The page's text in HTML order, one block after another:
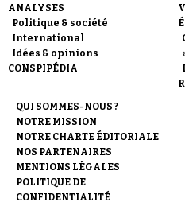
ANALYSES
Politique & société
International
Idées & opinions
CONSPIPÉDIA
QUI SOMMES-NOUS ?
NOTRE MISSION
NOTRE CHARTE ÉDITORIALE
NOS PARTENAIRES
MENTIONS LÉGALES
POLITIQUE DE
CONFIDENTIALITÉ